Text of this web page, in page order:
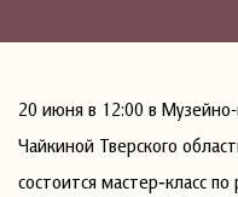
20 июня в 12:00 в
Чайкиной Тверского
состоится мастер‑класс